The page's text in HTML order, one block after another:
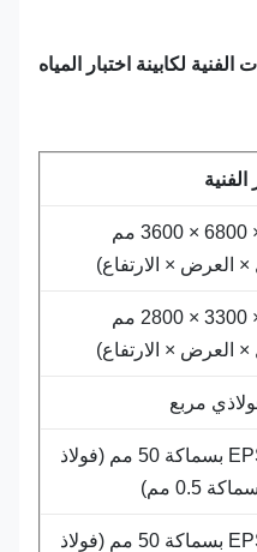
لكابينة اختبار المياه
7006 × 6800 × 3600 مم
× الارتفاع)
6900 × 3300 × 2800 مم
× الارتفاع)
مربع
لوحة EPS بسماكة 50 مم (فولاذ
لوحة EPS بسماكة 50 مم (فولاذ